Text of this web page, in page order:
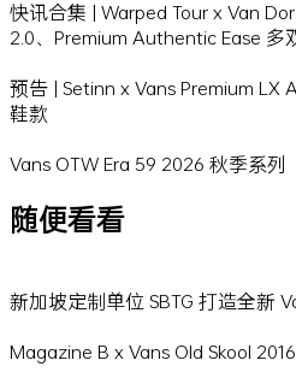
快讯合集 | Warped Tour x Van
2.0、Premium Authentic Ease 多
预告 | Setinn x Vans Premium
鞋款
Vans OTW Era 59 2026 秋季系列
随便看看
新加坡定制单位 SBTG 打造全新
Magazine B x Vans Old Skool